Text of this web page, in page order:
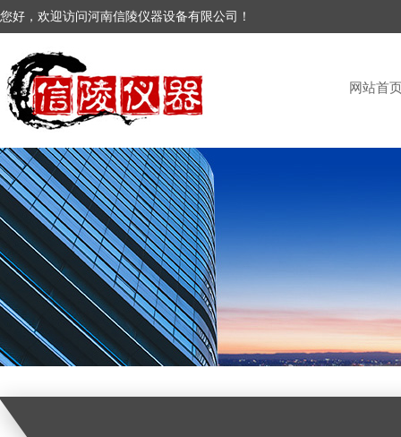
您好，欢迎访问河南信陵仪器设备有限公司！
网站首